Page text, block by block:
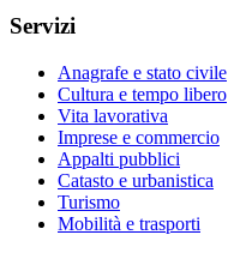
Servizi
Anagrafe e stato civile
Cultura e tempo libero
Vita lavorativa
Imprese e commercio
Appalti pubblici
Catasto e urbanistica
Turismo
Mobilità e trasporti